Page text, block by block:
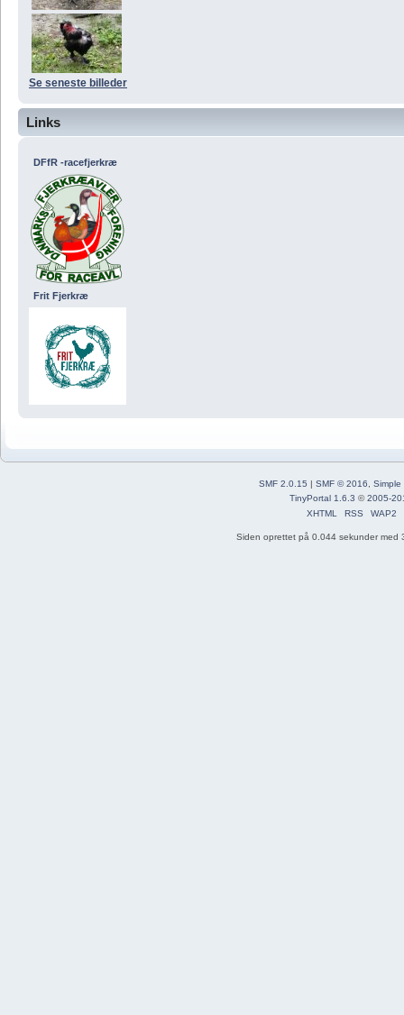
Se seneste billeder
Links
DFfR -racefjerkræ
Frit Fjerkræ
SMF 2.0.15 | SMF © 2016
Simple
TinyPortal 1.6.3 ©2005-
XHTML
RSS WAP2
Siden oprettet på 0.044 sekunder med